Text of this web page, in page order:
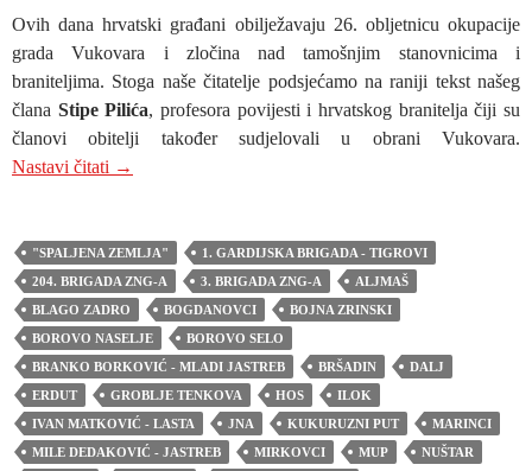
Ovih dana hrvatski građani obilježavaju 26. obljetnicu okupacije
grada Vukovara i zločina nad tamošnjim stanovnicima i
braniteljima. Stoga naše čitatelje podsjećamo na raniji tekst našeg
člana Stipe Pilića, profesora povijesti i hrvatskog branitelja čiji su
članovi obitelji također sudjelovali u obrani Vukovara.
Nastavi čitati STIPO PILIĆ: JEDAN POGLED NA BITKU ZA
→
"SPALJENA ZEMLJA"
1. GARDIJSKA BRIGADA - TIGROVI
204. BRIGADA ZNG-A
3. BRIGADA ZNG-A
ALJMAŠ
BLAGO ZADRO
BOGDANOVCI
BOJNA ZRINSKI
BOROVO NASELJE
BOROVO SELO
BRANKO BORKOVIĆ - MLADI JASTREB
BRŠADIN
DALJ
ERDUT
GROBLJE TENKOVA HOS
ILOK
IVAN MATKOVIĆ - LASTA
JNA KUKURUZNI PUT
MARINCI
MILE DEDAKOVIĆ - JASTREB
MIRKOVCI MUP
NUŠTAR